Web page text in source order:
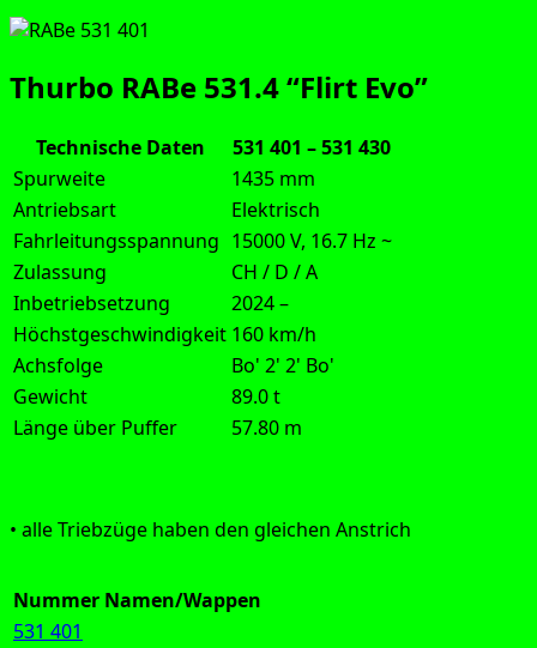
Thurbo RABe 531.4 “Flirt Evo”
Technische Daten
531 401 – 531 430
Spurweite
1435 mm
Antriebsart
Elektrisch
Fahrleitungsspannung 15000 V, 16.7 Hz ~
Zulassung
CH / D / A
Inbetriebsetzung
2024 –
Höchstgeschwindigkeit 160 km/h
Achsfolge
Bo' 2' 2' Bo'
Gewicht
89.0 t
Länge über Puffer
57.80 m
• alle Trieb­zü­ge haben den glei­chen Anstrich
Nummer Namen/Wappen
531 401